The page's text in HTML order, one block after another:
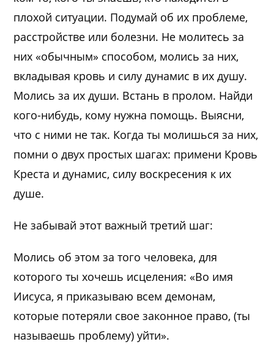
плохой ситуации. Подумай об их проблеме,
расстройстве или болезни. Не молитесь за
них «обычным» способом, молись за них,
вкладывая кровь и силу дунамис в их душу.
Молись за их души. Встань в пролом. Найди
кого-нибудь, кому нужна помощь. Выясни,
что с ними не так. Когда ты молишься за них,
помни о двух простых шагах: примени Кровь
Креста и дунамис, силу воскресения к их
душе.
Не забывай этот важный третий шаг:
Молись об этом за того человека, для
которого ты хочешь исцеления: «Во имя
Иисуса, я приказываю всем демонам,
которые потеряли свое законное право, (ты
называешь проблему) уйти».